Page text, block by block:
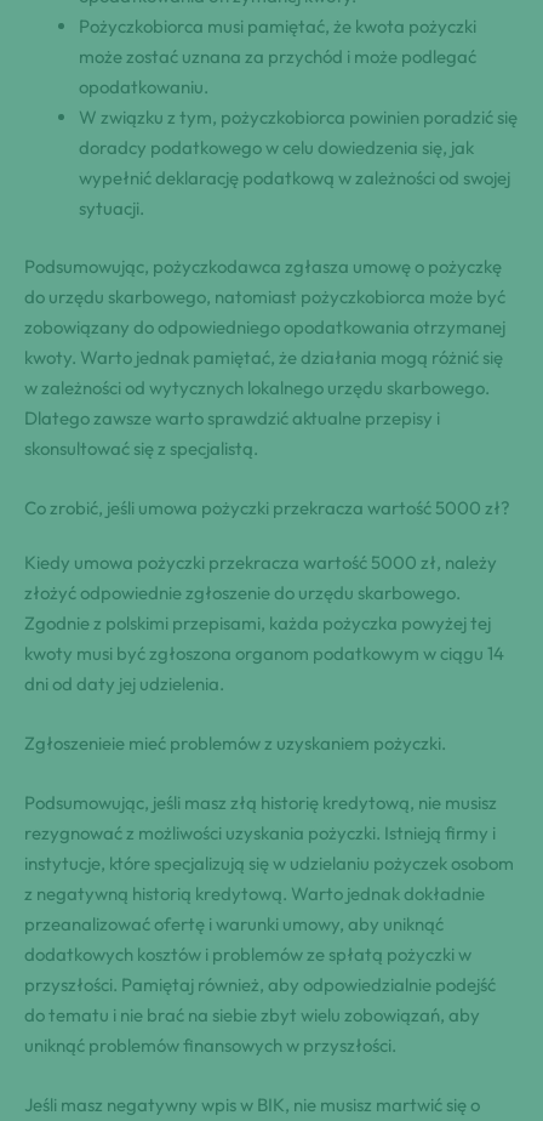
Pożyczkobiorca musi pamiętać,⁢ że⁤ ​kwota pożyczki
może zostać uznana⁣ za przychód‌ i może podlegać‌
opodatkowaniu.
W związku z tym, pożyczkobiorca ⁣powinien poradzić się
doradcy podatkowego w celu ⁢dowiedzenia się, jak
wypełnić⁣ deklarację ⁣podatkową⁤ w zależności od‌ ‌swojej
sytuacji.
Podsumowując,⁤ pożyczkodawca ⁣zgłasza‌ umowę‌ o ‌pożyczkę
‌do urzędu skarbowego, natomiast pożyczkobiorca‍ może być
zobowiązany ‌do⁢ odpowiedniego​ opodatkowania ⁣otrzymanej
kwoty. Warto jednak pamiętać,⁢ że działania mogą⁣ różnić ‌się⁤
w zależności od wytycznych⁢ lokalnego‌ urzędu skarbowego.
Dlatego zawsze ‌warto sprawdzić aktualne przepisy i
skonsultować się z⁢ specjalistą.
Co zrobić, jeśli umowa pożyczki przekracza​ wartość 5000‌ zł?
Kiedy umowa pożyczki​ przekracza​ wartość 5000​ zł, ‌należy
złożyć​ odpowiednie zgłoszenie⁣ do urzędu skarbowego.
Zgodnie z‌ polskimi przepisami, każda pożyczka powyżej tej⁤
kwoty musi‌ być zgłoszona organom podatkowym w ‌ciągu 14⁣
dni od daty jej udzielenia.
Zgłoszenieie mieć problemów z uzyskaniem pożyczki.
Podsumowując, jeśli masz złą historię kredytową, nie musisz
rezygnować z możliwości uzyskania pożyczki. Istnieją firmy i
instytucje, które specjalizują się w udzielaniu pożyczek osobom
z negatywną historią kredytową. Warto jednak dokładnie
przeanalizować ofertę i warunki umowy, aby uniknąć
dodatkowych kosztów i problemów ze spłatą pożyczki w
przyszłości. Pamiętaj również, aby odpowiedzialnie podejść
do tematu i nie brać na siebie zbyt wielu zobowiązań, aby
uniknąć problemów finansowych w przyszłości.
Jeśli masz negatywny wpis w BIK, nie musisz martwić się o